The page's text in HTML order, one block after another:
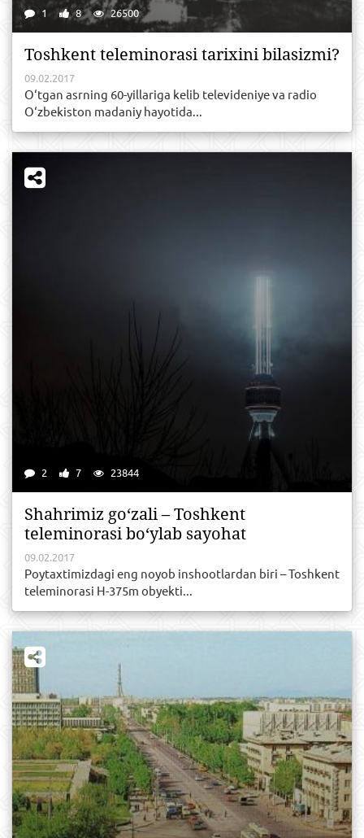
1 8 26500
Toshkent teleminorasi tarixini bilasizmi?
09.02.2017
O‘tgan asrning 60-yillariga kelib televideniye va radio
O‘zbekiston madaniy hayotida...
2 7 23844
Shahrimiz go‘zali – Toshkent
teleminorasi bo‘ylab sayohat
09.02.2017
Poytaxtimizdagi eng noyob inshootlardan biri – Toshkent
teleminorasi H-375m obyekti...